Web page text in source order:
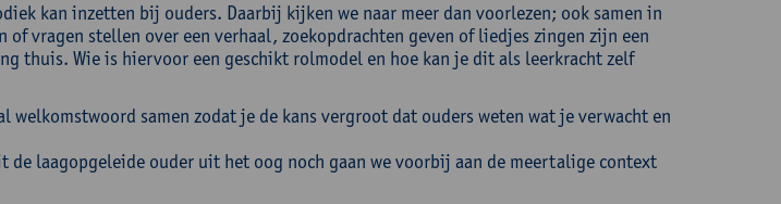
kan inzetten bij ouders. Daarbij kijken we naar meer dan voorlezen; ook samen in
of vragen stellen over een verhaal, zoekopdrachten geven of liedjes zingen zijn een
thuis. Wie is hiervoor een geschikt rolmodel en hoe kan je dit als leerkracht zelf
welkomstwoord samen zodat je de kans vergroot dat ouders weten wat je verwacht en
de laagopgeleide ouder uit het oog noch gaan we voorbij aan de meertalige context